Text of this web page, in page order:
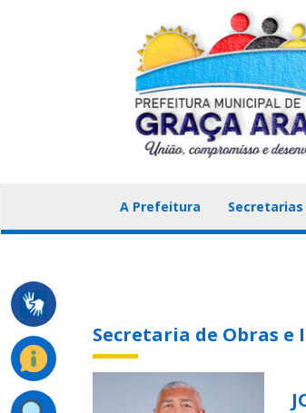
A Prefeitura
Secretaria de Obras